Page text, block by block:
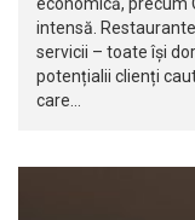
intensă.
servicii – toate își
potențialii clienți
care…